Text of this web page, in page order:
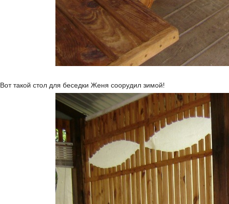
Вот такой стол для беседки Женя соорудил зимой!